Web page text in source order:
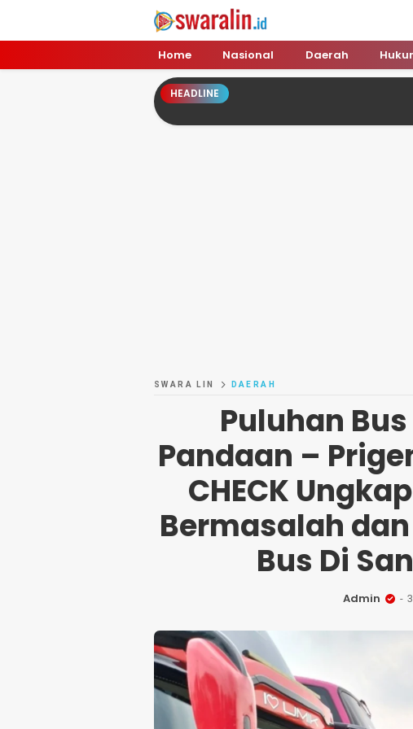
Swara Lin
Independent, Tajam & Profesional
Home Nasional Daerah
HEADLINE
SWARA LIN DAERAH
Puluhan
Pandaan –
CHECK
Bermasalah
Bus Di
Admin